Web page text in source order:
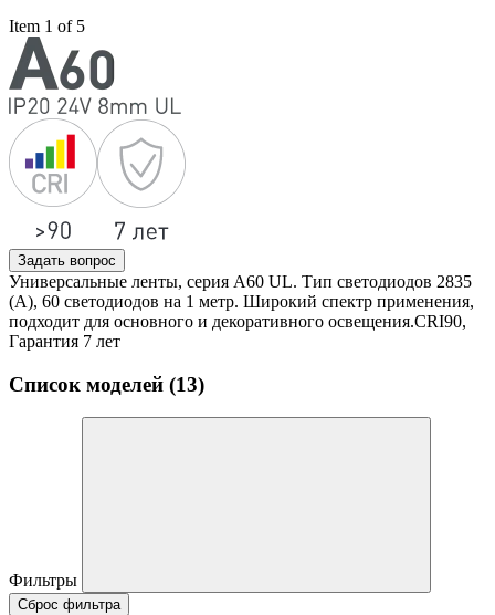
Item 1 of 5
Задать вопрос
Универсальные ленты, серия А60 UL. Тип светодиодов 2835
(А), 60 светодиодов на 1 метр. Широкий спектр применения,
подходит для основного и декоративного освещения.CRI90,
Гарантия 7 лет
Список моделей (13)
Фильтры
Сброс фильтра